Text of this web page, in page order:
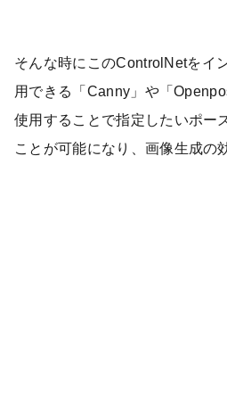
そんな時にこのControlNetをイ
用できる「Canny」や「
使用することで指定したいポー
ことが可能になり、画像生成の